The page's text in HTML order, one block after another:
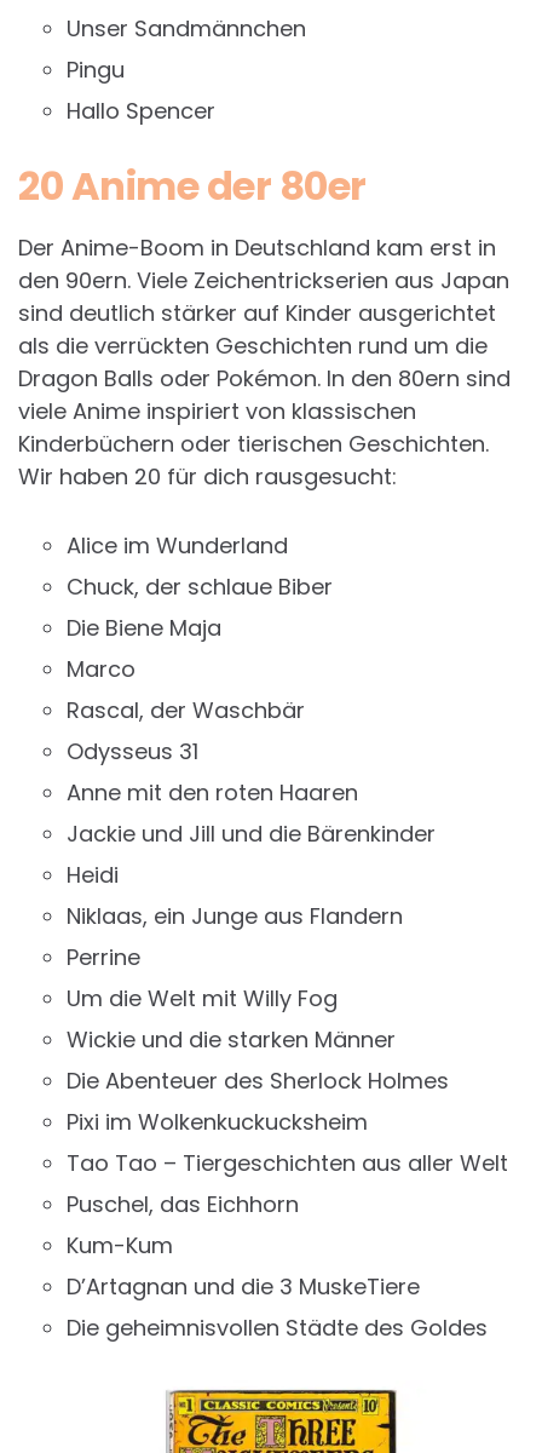
Unser Sandmännchen
Pingu
Hallo Spencer
20 Anime der 80er
Der Anime-Boom in Deutschland kam erst in
den 90ern. Viele Zeichentrickserien aus Japan
sind deutlich stärker auf Kinder ausgerichtet
als die verrückten Geschichten rund um die
Dragon Balls oder Pokémon. In den 80ern sind
viele Anime inspiriert von klassischen
Kinderbüchern oder tierischen Geschichten.
Wir haben 20 für dich rausgesucht:
Alice im Wunderland
Chuck, der schlaue Biber
Die Biene Maja
Marco
Rascal, der Waschbär
Odysseus 31
Anne mit den roten Haaren
Jackie und Jill und die Bärenkinder
Heidi
Niklaas, ein Junge aus Flandern
Perrine
Um die Welt mit Willy Fog
Wickie und die starken Männer
Die Abenteuer des Sherlock Holmes
Pixi im Wolkenkuckucksheim
Tao Tao – Tiergeschichten aus aller Welt
Puschel, das Eichhorn
Kum-Kum
D’Artagnan und die 3 MuskeTiere
Die geheimnisvollen Städte des Goldes